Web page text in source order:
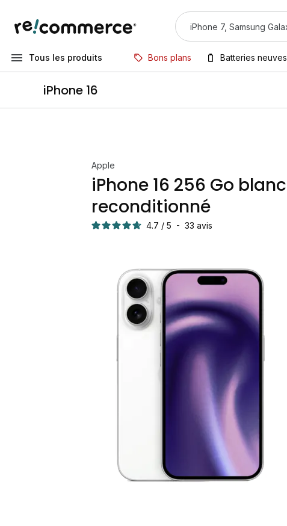
Tous les produits Bons plans Batteries neuves
iPhone 16
Apple
iPhone 16 256 Go blanc
reconditionné
4.7 / 5 - 33 avis